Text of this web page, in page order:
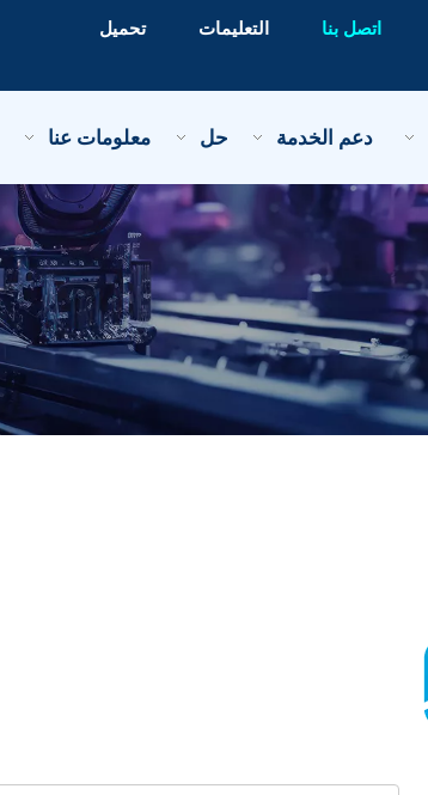
اتصل بنا التعليمات تحميل
دعم الخدمة حل معلومات عنا